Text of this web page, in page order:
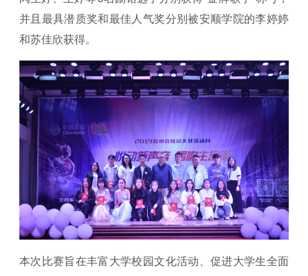
并且最具潜质奖和最佳人气奖分别被安顺学院的李婷婷
和苏佳欣获得。
本次比赛旨在丰富大学校园文化活动、促进大学生全面